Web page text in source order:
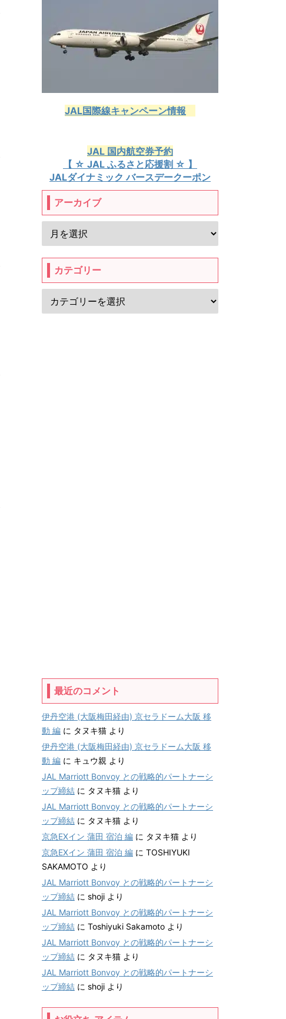
JAL国際線キャンペーン情報
JAL 国内航空券予約
【 ☆ JAL ふるさと応援割 ☆ 】
JALダイナミック バースデークーポン
アーカイブ
カテゴリー
最近のコメント
伊丹空港 (大阪梅田経由) 京セラドーム大阪 移
動 編 に タヌキ猫 より
伊丹空港 (大阪梅田経由) 京セラドーム大阪 移
動 編 に キュウ親 より
JAL Marriott Bonvoy との戦略的パートナーシ
ップ締結 に タヌキ猫 より
JAL Marriott Bonvoy との戦略的パートナーシ
ップ締結 に タヌキ猫 より
京急EXイン 蒲田 宿泊 編 に タヌキ猫 より
京急EXイン 蒲田 宿泊 編 に TOSHIYUKI
SAKAMOTO より
JAL Marriott Bonvoy との戦略的パートナーシ
ップ締結 に shoji より
JAL Marriott Bonvoy との戦略的パートナーシ
ップ締結 に Toshiyuki Sakamoto より
JAL Marriott Bonvoy との戦略的パートナーシ
ップ締結 に タヌキ猫 より
JAL Marriott Bonvoy との戦略的パートナーシ
ップ締結 に shoji より